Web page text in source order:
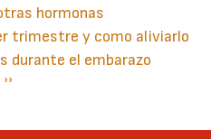
hormonas
trimestre y como aliviarlo
durante el embarazo
Siguiente
››